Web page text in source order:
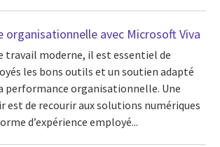
organisationnelle avec Microsoft Viva
travail moderne, il est essentiel de
les bons outils et un soutien adapté
performance organisationnelle. Une
est de recourir aux solutions numériques
d’expérience employé...